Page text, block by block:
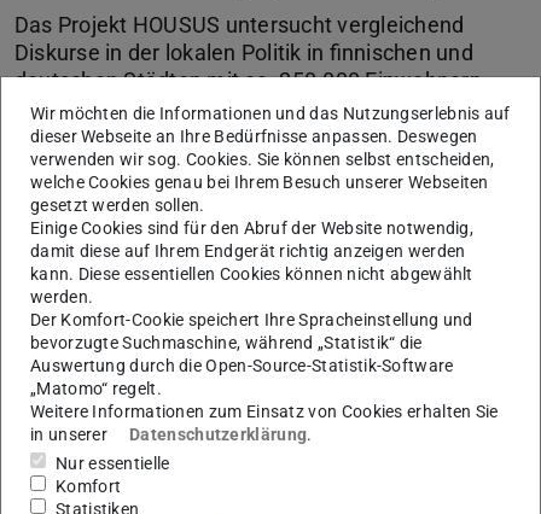
Das Projekt HOUSUS untersucht vergleichend
Diskurse in der lokalen Politik in finnischen und
deutschen Städten mit ca. 250.000 Einwohnern
(Kiel, Mainz, Wiesbaden, Oulo, Tampere und Turku).
Ziel ist es, Unterschiede in den lokalen Diskursen im
Bereich der Wohnungs- und Klimapolitik zu
identifizieren. Besonderer Augenmerk gilt der
Frage, wie Kommunalpolitiker*innen die beiden
Themen in Verbindung bringen und wie politische
Entscheidungen auf diesen beiden Feldern in den
untersuchten Städten getroffen werden.
KONTAKT
Förderung
Wir möchten die Informationen und das Nutzungserlebnis auf
dieser Webseite an Ihre Bedürfnisse anpassen. Deswegen
verwenden wir sog. Cookies. Sie können selbst entscheiden,
welche Cookies genau bei Ihrem Besuch unserer Webseiten
gesetzt werden sollen.
Einige Cookies sind für den Abruf der Website notwendig,
damit diese auf Ihrem Endgerät richtig anzeigen werden
kann. Diese essentiellen Cookies können nicht abgewählt
werden.
Der Komfort-Cookie speichert Ihre Spracheinstellung und
bevorzugte Suchmaschine, während „Statistik“ die
Auswertung durch die Open-Source-Statistik-Software
„Matomo“ regelt.
Weitere Informationen zum Einsatz von Cookies erhalten Sie
in unserer
Datenschutzerklärung.
Nur essentielle
Komfort
Statistiken